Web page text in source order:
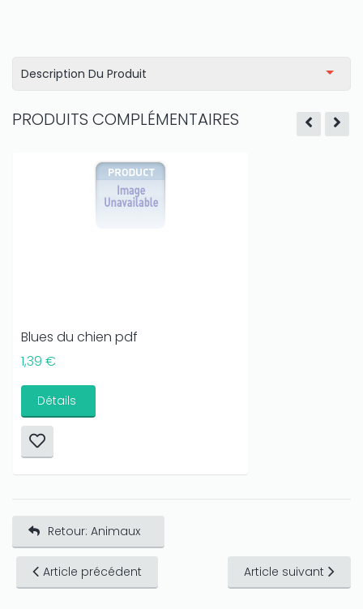
Description Du Produit
PRODUITS COMPLÉMENTAIRES
Blues du chien pdf
1,39 €
Détails
Retour: Animaux
Article précédent Article suivant